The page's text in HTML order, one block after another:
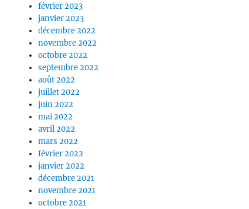
février 2023
janvier 2023
décembre 2022
novembre 2022
octobre 2022
septembre 2022
août 2022
juillet 2022
juin 2022
mai 2022
avril 2022
mars 2022
février 2022
janvier 2022
décembre 2021
novembre 2021
octobre 2021